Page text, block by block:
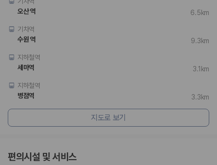
오산 역
6.5km
기차역
수원 역
9.3km
지하철역
세마역
3.1km
지하철역
병점역
3.3km
지도로 보기
편의시설 및 서비스